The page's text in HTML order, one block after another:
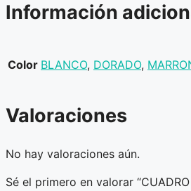
Información
Color BLANCO, DORADO,
Valoraciones
No hay valoraciones aún.
Sé el primero en valorar